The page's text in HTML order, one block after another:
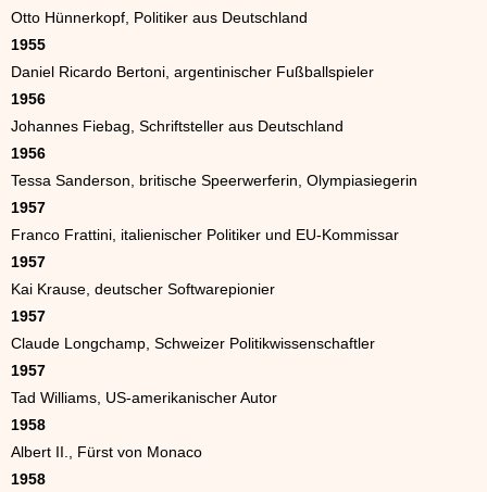
Otto Hünnerkopf, Politiker aus Deutschland
1955
Daniel Ricardo Bertoni, argentinischer Fußballspieler
1956
Johannes Fiebag, Schriftsteller aus Deutschland
1956
Tessa Sanderson, britische Speerwerferin, Olympiasiegerin
1957
Franco Frattini, italienischer Politiker und EU-Kommissar
1957
Kai Krause, deutscher Softwarepionier
1957
Claude Longchamp, Schweizer Politikwissenschaftler
1957
Tad Williams, US-amerikanischer Autor
1958
Albert II., Fürst von Monaco
1958